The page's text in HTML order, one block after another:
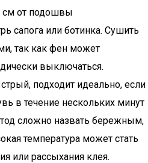
см от подошвы
сапога или ботинка. Сушить
так как фен может
выключаться.
подходит идеально, если
в течение нескольких минут
сложно назвать бережным,
температура может стать
или рассыхания клея.